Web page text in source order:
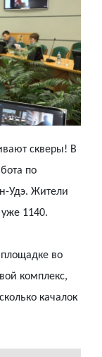
скверы! В
по
Удэ. Жители
1140.
во
комплекс,
качалок